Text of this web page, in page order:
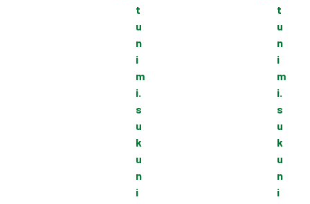
t
u
n
i
m
i.
s
u
k
u
n
i
t
u
n
i
m
i.
s
u
k
u
n
i